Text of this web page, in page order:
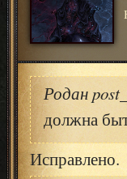
Родан
должна
Исправлено.